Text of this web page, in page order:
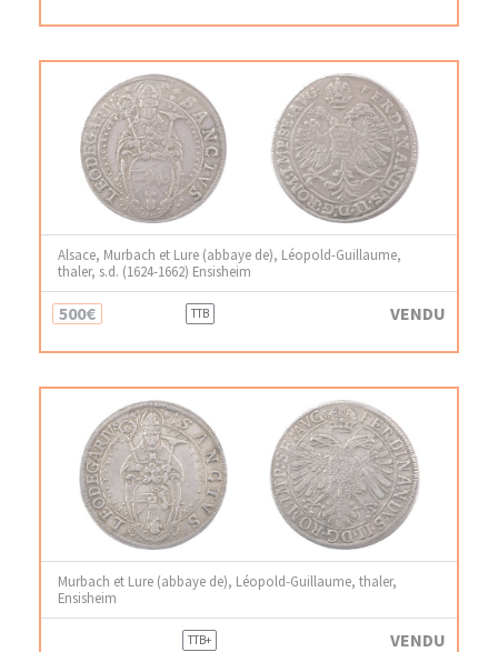
Alsace, Murbach et Lure (abbaye de), Léopold-Guillaume,
thaler, s.d. (1624-1662) Ensisheim
500€ TTB VENDU
Murbach et Lure (abbaye de), Léopold-Guillaume, thaler,
Ensisheim
TTB+ VENDU